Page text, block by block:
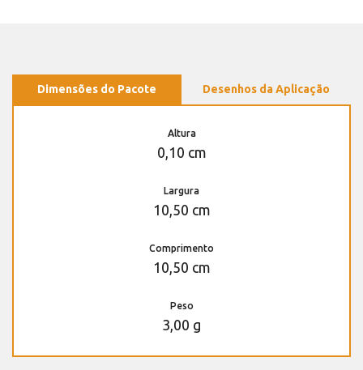
Dimensões do Pacote Desenhos da Aplicação
Altura
0,10 cm
Largura
10,50 cm
Comprimento
10,50 cm
Peso
3,00 g